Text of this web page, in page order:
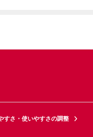
すさ・使いやすさの調整